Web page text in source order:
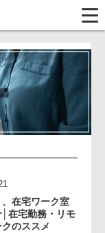
在宅ワーク室
│在宅勤務・リモ
のススメ